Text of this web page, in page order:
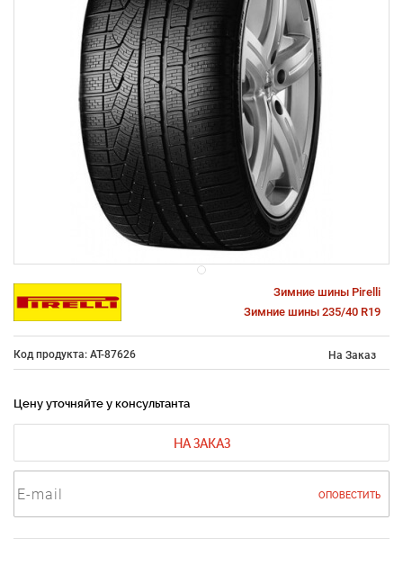
Зимние шины Pirelli
Зимние шины 235/40 R19
Код продукта: AT-87626 На Заказ
Цену уточняйте у консультанта
НА ЗАКАЗ
ОПОВЕСТИТЬ